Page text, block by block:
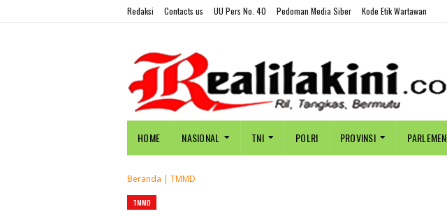
Redaksi Contacts us UU Pers No. 40 Pedoman Media Siber Kode Etik Wartawan
HOME NASIONAL TNI POLRI PROVINSI PARLEMEN
Beranda | TMMD
TMMD